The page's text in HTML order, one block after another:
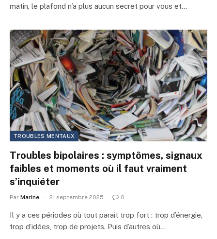
matin, le plafond n’a plus aucun secret pour vous et…
TROUBLES MENTAUX
Troubles bipolaires : symptômes, signaux
faibles et moments où il faut vraiment
s’inquiéter
Par Marine 21 septembre 2025 0
Il y a ces périodes où tout paraît trop fort : trop d’énergie,
trop d’idées, trop de projets. Puis d’autres où…